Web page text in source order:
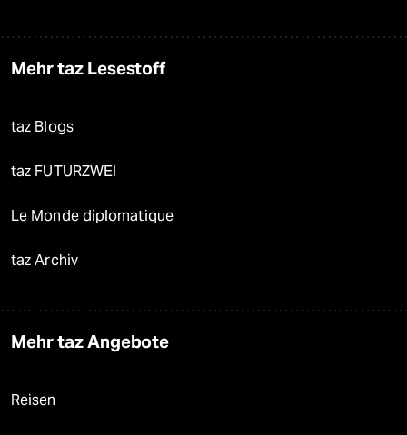
Mehr taz Lesestoff
taz Blogs
taz FUTURZWEI
Le Monde diplomatique
taz Archiv
Mehr taz Angebote
Reisen